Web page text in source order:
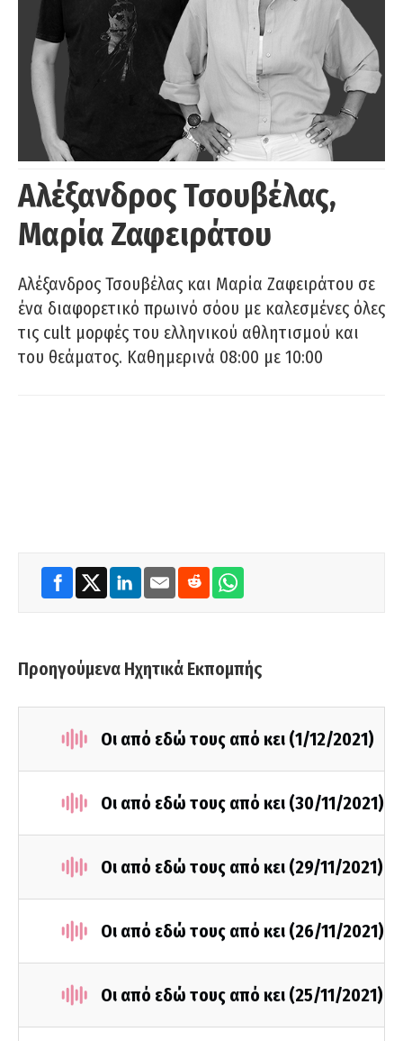
Αλέξανδρος Τσουβέλας,
Μαρία Ζαφειράτου
Αλέξανδρος Τσουβέλας και Μαρία Ζαφειράτου σε
ένα διαφορετικό πρωινό σόου με καλεσμένες όλες
τις cult μορφές του ελληνικού αθλητισμού και
του θεάματος. Καθημερινά 08:00 με 10:00
Προηγούμενα Ηχητικά Εκπομπής
Οι από εδώ τους από κει (1/12/2021)
Οι από εδώ τους από κει (30/11/2021)
Οι από εδώ τους από κει (29/11/2021)
Οι από εδώ τους από κει (26/11/2021)
Οι από εδώ τους από κει (25/11/2021)